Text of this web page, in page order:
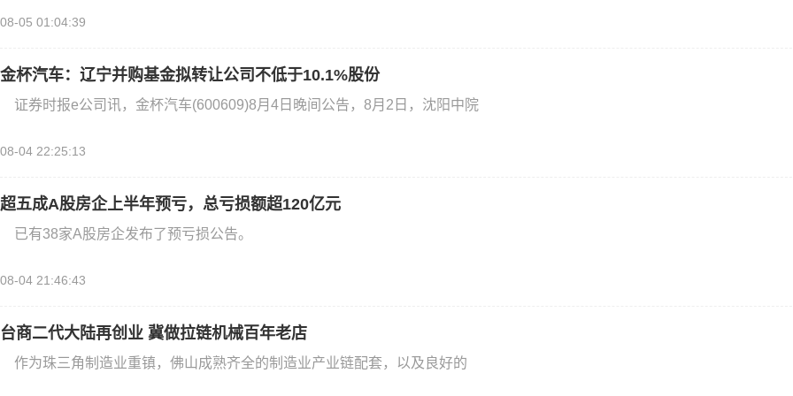
08-05 01:04:39
金杯汽车：辽宁并购基金拟转让公司不低于10.1%股份
证券时报e公司讯，金杯汽车(600609)8月4日晚间公告，8月2日，沈阳中院
08-04 22:25:13
超五成A股房企上半年预亏，总亏损额超120亿元
已有38家A股房企发布了预亏损公告。
08-04 21:46:43
台商二代大陆再创业 冀做拉链机械百年老店
作为珠三角制造业重镇，佛山成熟齐全的制造业产业链配套，以及良好的